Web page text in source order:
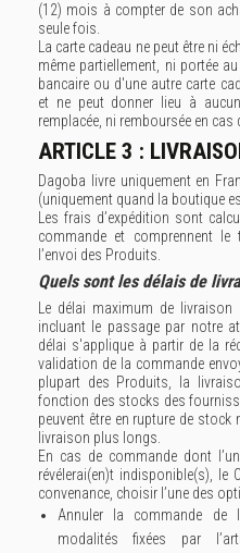
(12) mois à compter de son
seule fois.
La carte cadeau ne peut être ni
même partiellement, ni portée
bancaire ou d'une autre carte
et ne peut donner lieu à
remplacée, ni remboursée en cas
ARTICLE 3 :
Dagoba livre uniquement en
(uniquement quand la boutique
Les frais d’expédition sont
commande et comprennent le
l’envoi des Produits.
Quels sont les délais de
Le délai maximum de
incluant le passage par notre
délai s'applique à partir de la
validation de la commande
plupart des Produits, la
fonction des stocks des
peuvent être en rupture de
livraison plus longs.
En cas de commande dont
révélerai(en)t indisponible(s),
convenance, choisir l’une des
Annuler la commande de
modalités fixées par